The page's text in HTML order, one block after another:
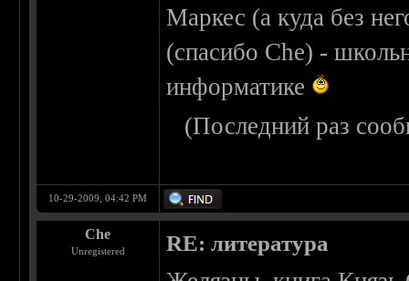
Маркес (а куда без
(спасибо Che) -
информатике
(Последний раз
10-29-2009, 04:42 PM
Che
Unregistered RE: литература